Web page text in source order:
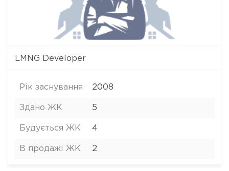
LMNG Developer
Рік заснування 2008
Здано ЖК 5
Будується ЖК 4
В продажі ЖК 2